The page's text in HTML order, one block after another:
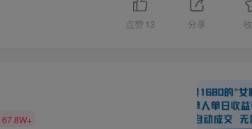
点赞 13 分享
67.8W+